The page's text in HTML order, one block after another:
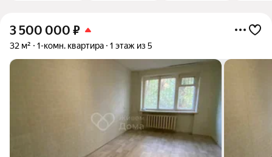
3 500 000 ₽
32 м² 1-комн. квартира 1 этаж из 5